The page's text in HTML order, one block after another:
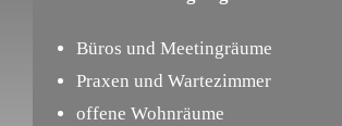
Büros und Meetingräume
Praxen und Wartezimmer
offene Wohnräume